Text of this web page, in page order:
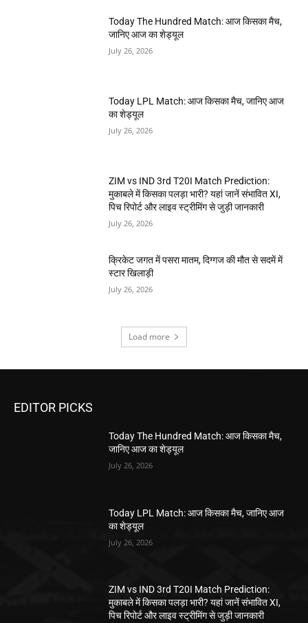
Today The Hundred Match: आज किसका मैच,
जानिए आज का शेड्यूल
July 26, 2026
Today LPL Match: आज किसका मैच, जानिए आज
का शेड्यूल
July 26, 2026
ZIM vs IND 3rd T20I Match Prediction:
मुकाबले में किसका पलड़ा भारी? यहां जानें संभावित XI,
पिच रिपोर्ट और लाइव स्ट्रीमिंग से जुड़ी जानकारी
July 26, 2026
क्रिकेट जगत में पसरा मातम, दिग्गज की मौत से सदमें में
स्टार खिलाड़ी
July 26, 2026
Load more
EDITOR PICKS
Today The Hundred Match: आज किसका मैच,
जानिए आज का शेड्यूल
July 26, 2026
Today LPL Match: आज किसका मैच, जानिए आज
का शेड्यूल
July 26, 2026
ZIM vs IND 3rd T20I Match Prediction:
मुकाबले में किसका पलड़ा भारी? यहां जानें संभावित XI,
पिच रिपोर्ट और लाइव स्ट्रीमिंग से जुड़ी जानकारी